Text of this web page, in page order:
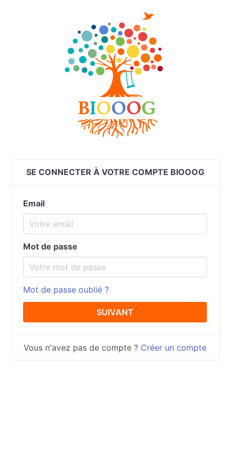
SE CONNECTER À VOTRE COMPTE BIOOOG
Email
Mot de passe
Mot de passe oublié ?
Vous n'avez pas de compte ? Créer un compte